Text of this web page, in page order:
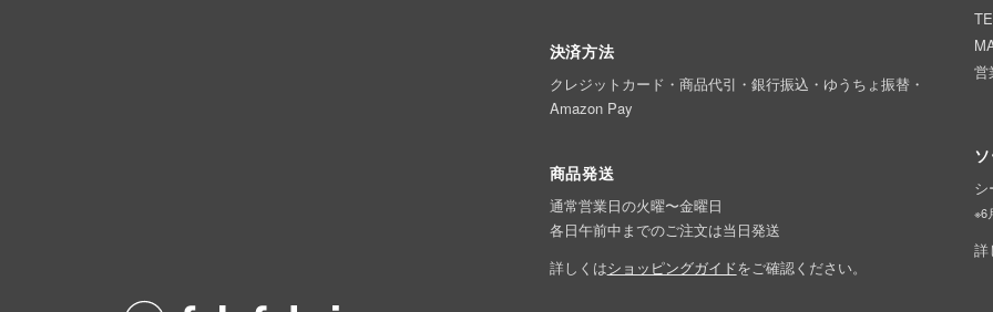
決済方法
クレジットカード・商品代引・銀行振込・ゆうちょ振替・
Amazon Pay
商品発送
通常営業日の火曜〜金曜日
各日午前中までのご注文は当日発送
詳しくはショッピングガイドをご確認ください。
営
シ
※6
詳